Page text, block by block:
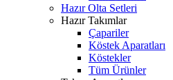
Hazır Olta Setleri
Hazır Takımlar
Çapariler
Köstek Aparatları
Köstekler
Tüm Ürünler